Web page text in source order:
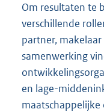
Om resultaten te
verschillende
partner,
samenwerking
en lage-